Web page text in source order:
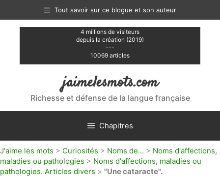
contenu
Tout savoir sur ce blogue et son auteur
4 millions de visiteurs
depuis la création (2019)
---
10069 articles
jaimelesmots.com
Richesse et défense de la langue française
Chapitres
J'aime les mots > Curiosités > Noms de... > Noms d'affections,
maladies ou pathologies > Noms d'affections, maladies ou
pathologies. Articles divers > "Une cataracte".